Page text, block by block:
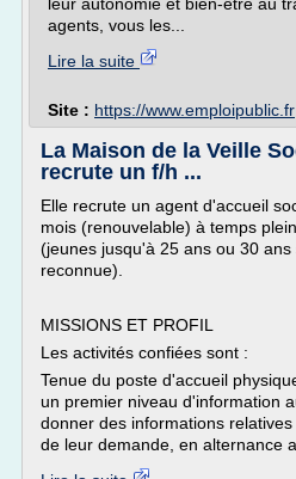
agents, vous les...
Lire la suite
Site : https://www.emploipublic.fr
La Maison de la Veille
recrute un f/h ...
Elle recrute un agent d'accueil
mois (renouvelable) à temps
(jeunes jusqu'à 25 ans ou 30
reconnue).
MISSIONS ET PROFIL
Les activités confiées sont :
Tenue du poste d'accueil
un premier niveau d'information
donner des informations
de leur demande, en alternance